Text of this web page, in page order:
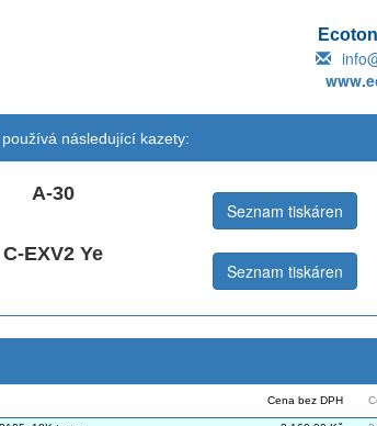
používá následující kazety:
A-30
Seznam tiskáren
C-EXV2 Ye
Seznam tiskáren
Cena bez DPH